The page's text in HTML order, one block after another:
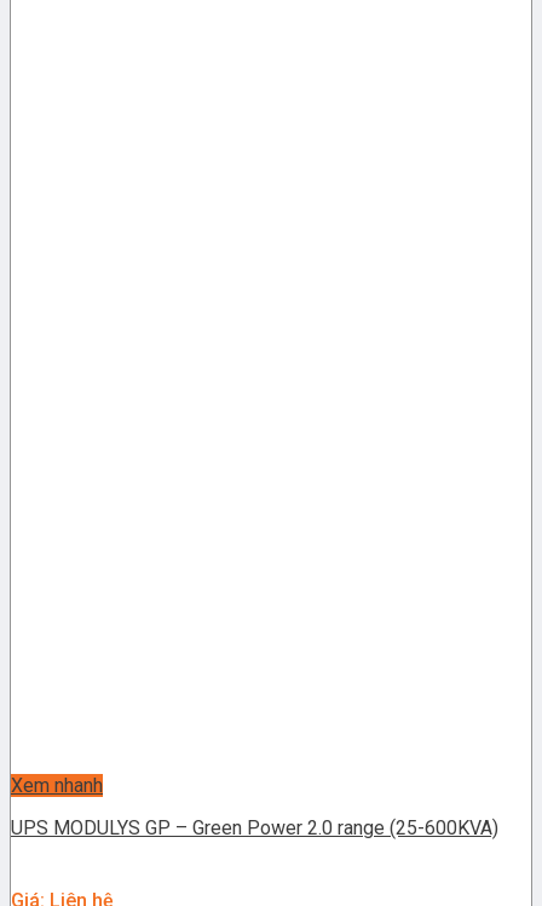
Xem nhanh
UPS MODULYS GP – Green Power 2.0 range (25-600KVA)
Giá: Liên hệ